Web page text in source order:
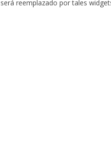
será reemplazado por tales